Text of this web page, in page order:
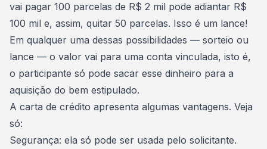
vai pagar 100 parcelas de R$ 2 mil pode adiantar R$
100 mil e, assim, quitar 50 parcelas. Isso é um lance!
Em qualquer uma dessas possibilidades — sorteio ou
lance — o valor vai para uma conta vinculada, isto é,
o participante só pode sacar esse dinheiro para a
aquisição do bem estipulado.
A carta de crédito apresenta algumas vantagens. Veja
só:
Segurança: ela só pode ser usada pelo solicitante.